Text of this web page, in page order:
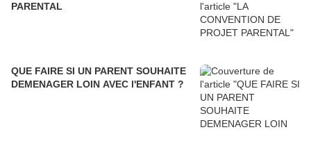
PARENTAL
QUE FAIRE SI UN PARENT SOUHAITE
DEMENAGER LOIN AVEC l'ENFANT ?